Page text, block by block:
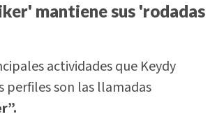
mantiene sus 'rodadas
actividades que Keydy
perfiles son las llamadas